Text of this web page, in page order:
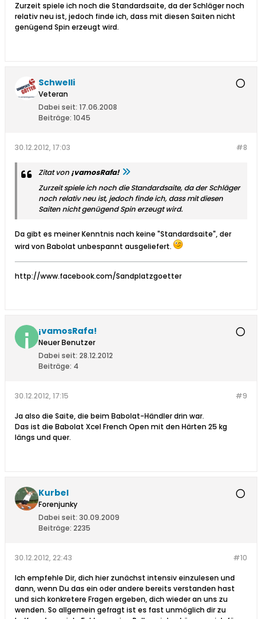
Zurzeit spiele ich noch die Standardsaite, da der Schläger noch
relativ neu ist, jedoch finde ich, dass mit diesen Saiten nicht
genügend Spin erzeugt wird.
Schwelli
Veteran
Dabei seit: 17.06.2008
Beiträge: 1045
#8
30.12.2012, 17:03
Zitat von ¡vamosRafa!
Zurzeit spiele ich noch die Standardsaite, da der Schläger
noch relativ neu ist, jedoch finde ich, dass mit diesen
Saiten nicht genügend Spin erzeugt wird.
Da gibt es meiner Kenntnis nach keine "Standardsaite", der
wird von Babolat unbespannt ausgeliefert.
http://www.facebook.com/Sandplatzgoetter
¡vamosRafa!
Neuer Benutzer
Dabei seit: 28.12.2012
Beiträge: 4
#9
30.12.2012, 17:15
Ja also die Saite, die beim Babolat-Händler drin war.
Das ist die Babolat Xcel French Open mit den Härten 25 kg
längs und quer.
Kurbel
Forenjunky
Dabei seit: 30.09.2009
Beiträge: 2235
#10
30.12.2012, 22:43
Ich empfehle Dir, dich hier zunächst intensiv einzulesen und
dann, wenn Du das ein oder andere bereits verstanden hast
und sich konkretere Fragen ergeben, dich wieder an uns zu
wenden. So allgemein gefragt ist es fast unmöglich dir zu